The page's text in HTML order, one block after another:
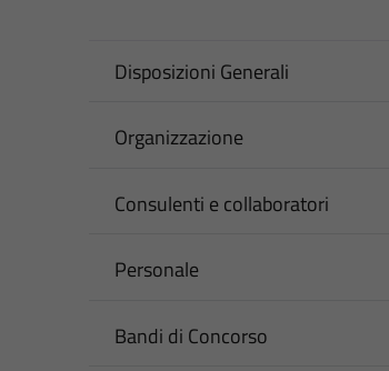
Disposizioni Generali
Organizzazione
Consulenti e collaboratori
Personale
Bandi di Concorso